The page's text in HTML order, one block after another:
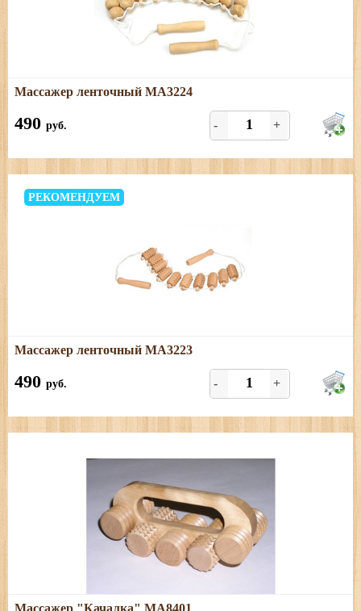
Подробнее
Массажер ленточный МА3224
490 руб. - +
РЕКОМЕНДУЕМ
Подробнее
Массажер ленточный МА3223
490 руб. - +
Подробнее
Массажер "Качалка" МА8401